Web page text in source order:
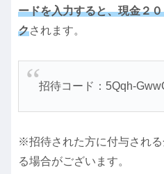
ードを入力すると、現金２
クされます。
招待コード：5Qqh-
※招待された方に付与され
る場合がございます。